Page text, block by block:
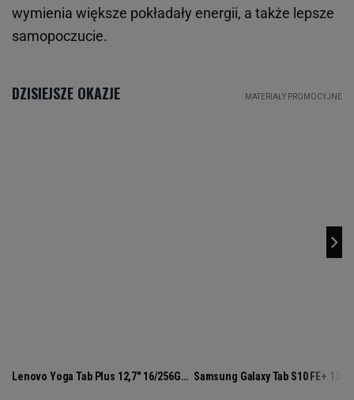
wymienia większe pokładały energii, a także lepsze
samopoczucie.